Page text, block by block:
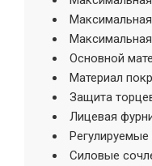
Основной
Материал
Защита
Лицевая
Силовые